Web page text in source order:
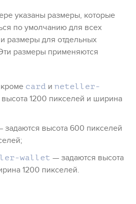
указаны размеры, которые
по умолчанию для всех
размеры для отдельных
размеры применяются
card и neteller-
высота 1200 пикселей и ширина
задаются высота 600 пикселей
;
wallet — задаются высота
1200 пикселей.